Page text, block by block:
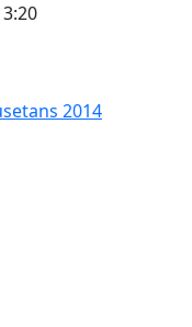
2014 Logo Raid